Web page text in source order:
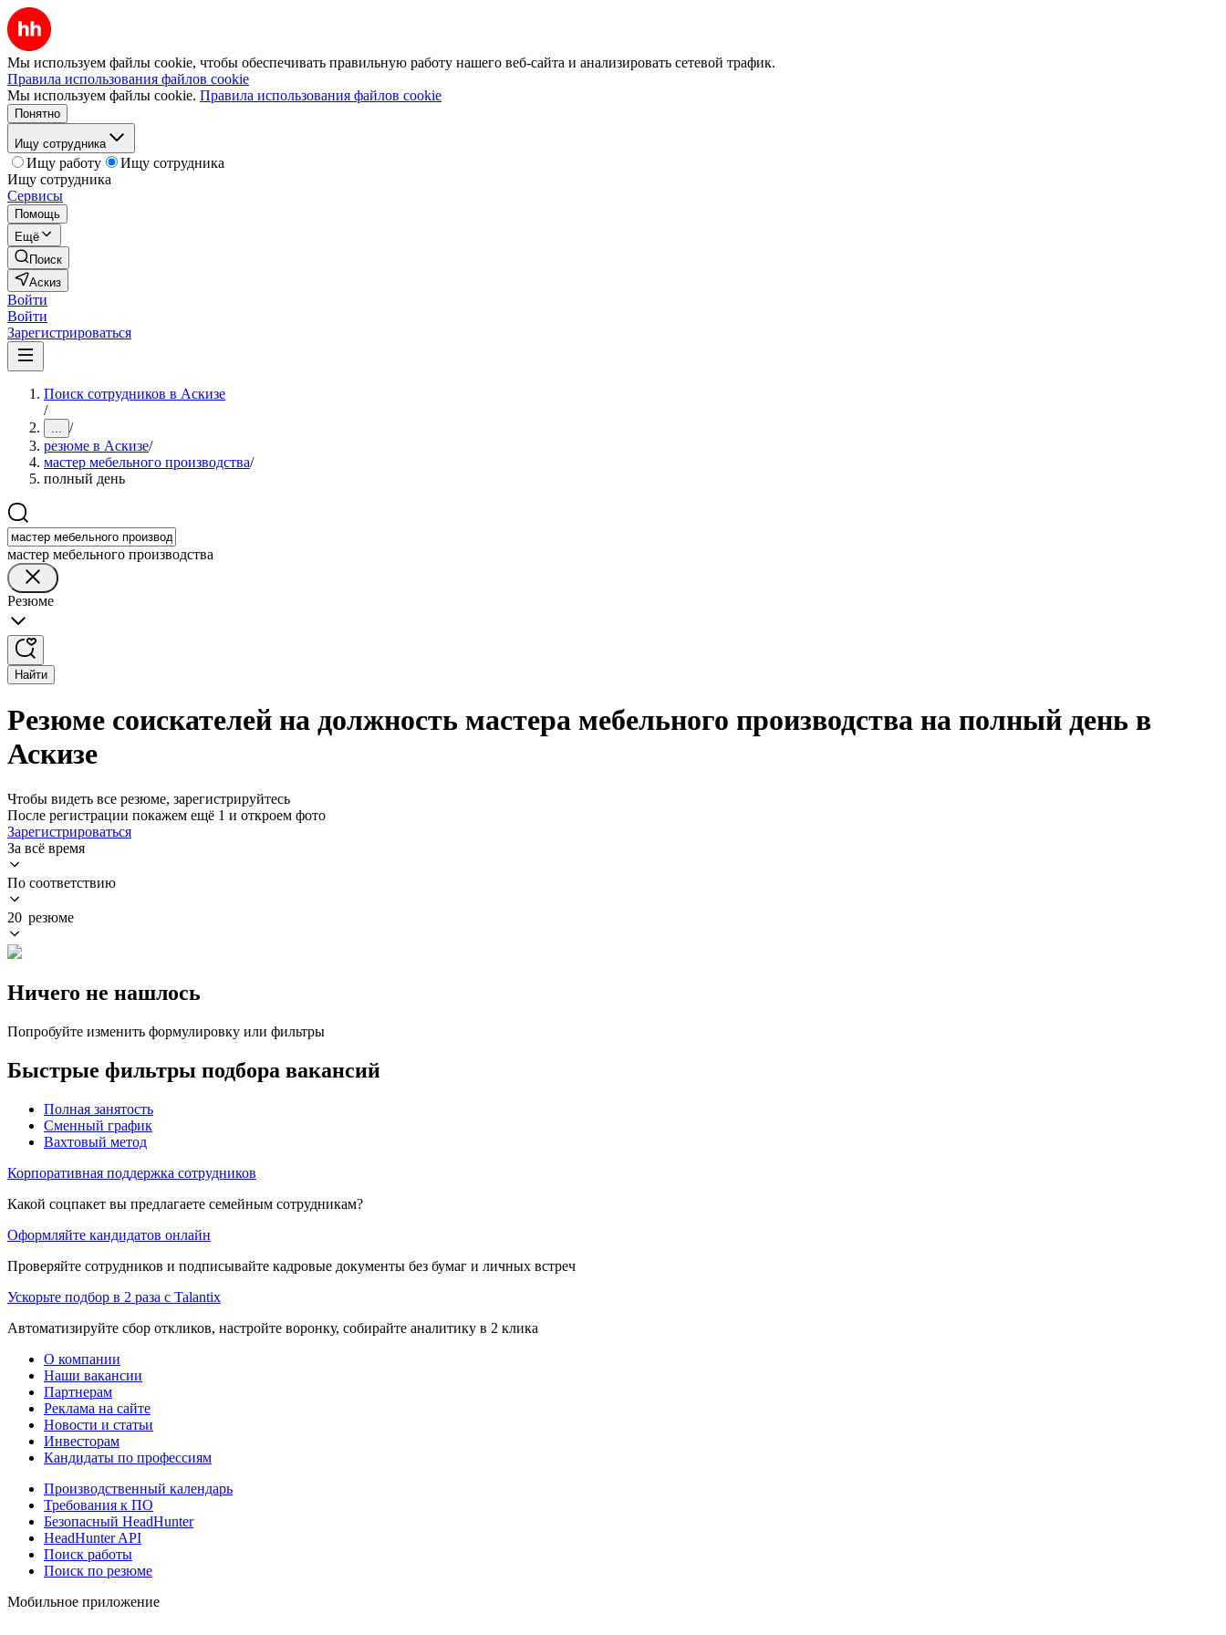
Мы используем файлы cookie, чтобы обеспечивать правильную работу нашего веб-сайта и анализировать сетевой трафик.
Правила использования файлов cookie
Мы используем файлы cookie. Правила использования файлов cookie
Понятно
Ищу сотрудника
Ищу работу
Ищу сотрудника
Ищу сотрудника
Сервисы
Помощь
Ещё
Поиск
Аскиз
Войти
Войти
Зарегистрироваться
Поиск сотрудников в Аскизе
/
... /
резюме в Аскизе/
мастер мебельного производства/
полный день
мастер мебельного производства
Резюме
Найти
Резюме соискателей на должность мастера мебельного производства на полный день в
Аскизе
Чтобы видеть все резюме, зарегистрируйтесь
После регистрации покажем ещё 1 и откроем фото
Зарегистрироваться
За всё время
По соответствию
20 резюме
Ничего не нашлось
Попробуйте изменить формулировку или фильтры
Быстрые фильтры подбора вакансий
Полная занятость
Сменный график
Вахтовый метод
Корпоративная поддержка сотрудников
Какой соцпакет вы предлагаете семейным сотрудникам?
Оформляйте кандидатов онлайн
Проверяйте сотрудников и подписывайте кадровые документы без бумаг и личных встреч
Ускорьте подбор в 2 раза с Talantix
Автоматизируйте сбор откликов, настройте воронку, собирайте аналитику в 2 клика
О компании
Наши вакансии
Партнерам
Реклама на сайте
Новости и статьи
Инвесторам
Кандидаты по профессиям
Производственный календарь
Требования к ПО
Безопасный HeadHunter
HeadHunter API
Поиск работы
Поиск по резюме
Мобильное приложение